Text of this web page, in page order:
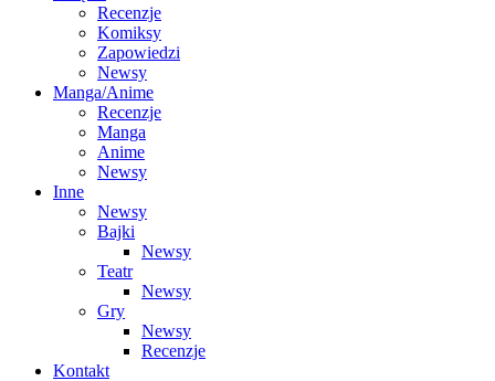
Recenzje
Komiksy
Zapowiedzi
Newsy
Manga/Anime
Recenzje
Manga
Anime
Newsy
Inne
Newsy
Bajki
Newsy
Teatr
Newsy
Gry
Newsy
Recenzje
Kontakt